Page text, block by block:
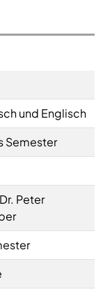
und Englisch
Semester
Peter